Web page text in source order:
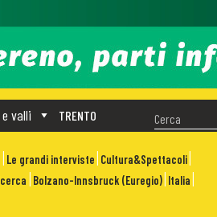
TRENTO
valli
Le grandi interviste Cultura&Spettacoli
Bolzano-Innsbruck (Euregio) Italia